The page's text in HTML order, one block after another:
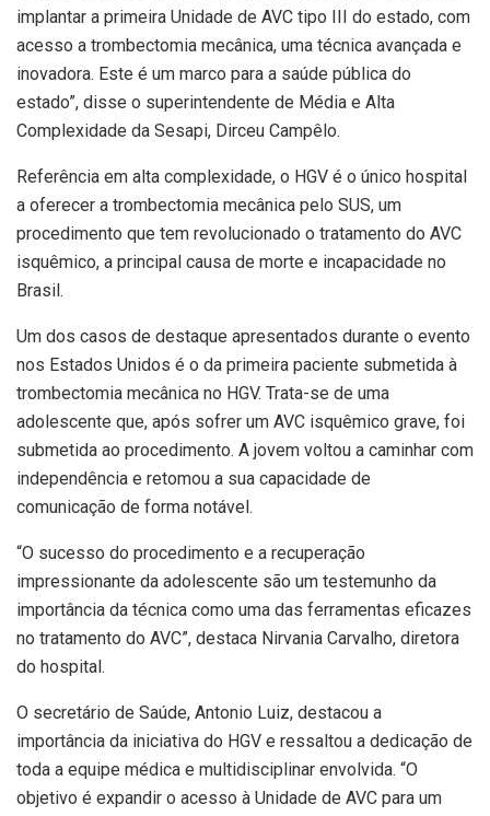
implantar a primeira Unidade de AVC tipo III do estado, com
acesso a trombectomia mecânica, uma técnica avançada e
inovadora. Este é um marco para a saúde pública do
estado”, disse o superintendente de Média e Alta
Complexidade da Sesapi, Dirceu Campêlo.
Referência em alta complexidade, o HGV é o único hospital
a oferecer a trombectomia mecânica pelo SUS, um
procedimento que tem revolucionado o tratamento do AVC
isquêmico, a principal causa de morte e incapacidade no
Brasil.
Um dos casos de destaque apresentados durante o evento
nos Estados Unidos é o da primeira paciente submetida à
trombectomia mecânica no HGV. Trata-se de uma
adolescente que, após sofrer um AVC isquêmico grave, foi
submetida ao procedimento. A jovem voltou a caminhar com
independência e retomou a sua capacidade de
comunicação de forma notável.
“O sucesso do procedimento e a recuperação
impressionante da adolescente são um testemunho da
importância da técnica como uma das ferramentas eficazes
no tratamento do AVC”, destaca Nirvania Carvalho, diretora
do hospital.
O secretário de Saúde, Antonio Luiz, destacou a
importância da iniciativa do HGV e ressaltou a dedicação de
toda a equipe médica e multidisciplinar envolvida. “O
objetivo é expandir o acesso à Unidade de AVC para um